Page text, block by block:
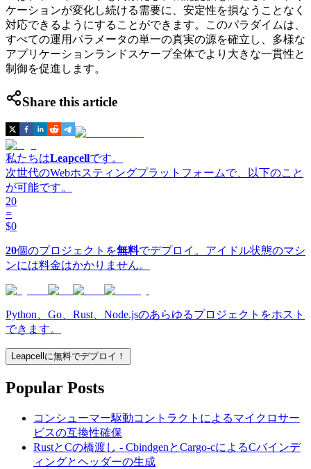
ケーションが変化し続ける需要に、安定性を損なうことなく
対応できるようにすることができます。このパラダイムは、
すべての運用パラメータの単一の真実の源を確立し、多様な
アプリケーションランドスケープ全体でより大きな一貫性と
制御を促進します。
Share this article
私たちはLeapcellです。
次世代のWebホスティングプラットフォームで、以下のこと
が可能です。
20
=
$0
20個のプロジェクトを無料でデプロイ。アイドル状態のマシ
ンには料金はかかりません。
Python、Go、Rust、Node.jsのあらゆるプロジェクトをホスト
できます。
Leapcellに無料でデプロイ！
Popular Posts
コンシューマー駆動コントラクトによるマイクロサー
ビスの互換性確保
RustとCの橋渡し - CbindgenとCargo-cによるCバインデ
ィングとヘッダーの生成